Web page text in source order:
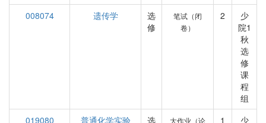
008074
遗传学
选
修
笔试（闭
卷）
2
少
院1
秋
选
修
课
程
组
019080
普通化学实验
选
大作业（论
1
少